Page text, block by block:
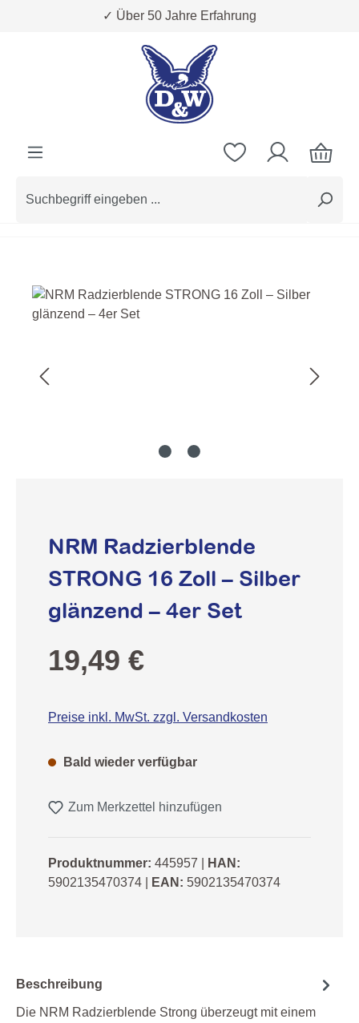
Zum Hauptinhalt springen✓ Über 50 Jahre Erfahrung
Bildergalerie überspringen
NRM Radzierblende
STRONG 16 Zoll – Silber
glänzend – 4er Set
Regulärer Preis:
19,49 €
Preise inkl. MwSt. zzgl. Versandkosten
Bald wieder verfügbar
Zum Merkzettel hinzufügen
Produktnummer: 445957
HAN:
5902135470374
EAN: 5902135470374
Beschreibung
Die NRM Radzierblende Strong überzeugt mit einem